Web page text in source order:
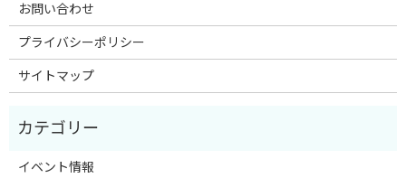
お問い合わせ
プライバシーポリシー
サイトマップ
イベント情報